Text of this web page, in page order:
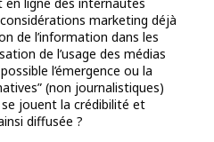
marketing déjà
de l’information dans les
de l’usage des médias
l’émergence ou la
(non journalistiques)
jouent la crédibilité et
diffusée ?